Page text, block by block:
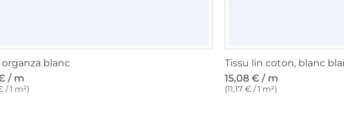
organza blanc
/ m
/ 1 m²)
Tissu lin coton, blanc
15,08 € / m
(11,17 € / 1 m²)